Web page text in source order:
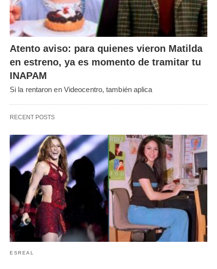
Atento aviso: para quienes vieron Matilda
en estreno, ya es momento de tramitar tu
INAPAM
Si la rentaron en Videocentro, también aplica
RECENT POSTS
ESREAL